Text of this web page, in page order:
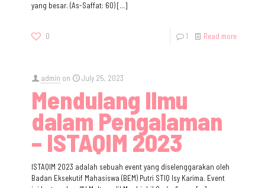
yang besar. (As-Saffat: 60)[…]
0 1 Read more
admin on July 25, 2023
Mendulang Ilmu
dalam Pengalaman
– ISTAQIM 2023
ISTAQIM 2023 adalah sebuah event yang diselenggarakan oleh
Badan Eksekutif Mahasiswa (BEM) Putri STIQ Isy Karima. Event